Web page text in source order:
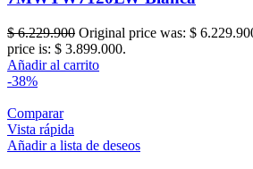
$6.229.900 Original price was: $
price is: $ 3.899.000.
Añadir al carrito
-38%
Comparar
Vista rápida
Añadir a lista de deseos